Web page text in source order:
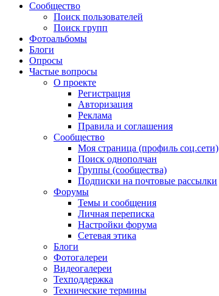
Сообщество
Поиск пользователей
Поиск групп
Фотоальбомы
Блоги
Опросы
Частые вопросы
О проекте
Регистрация
Авторизация
Реклама
Правила и соглашения
Сообщество
Моя страница (профиль соц.сети)
Поиск однополчан
Группы (сообщества)
Подписки на почтовые рассылки
Форумы
Темы и сообщения
Личная переписка
Настройки форума
Сетевая этика
Блоги
Фотогалереи
Видеогалереи
Техподдержка
Технические термины